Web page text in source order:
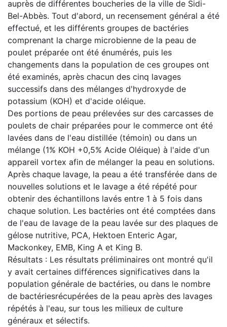
auprès de différentes boucheries de la ville de Sidi-
Bel-Abbès. Tout d'abord, un recensement général a été
effectué, et les différents groupes de bactéries
comprenant la charge microbienne de la peau de
poulet préparée ont été énumérés, puis les
changements dans la population de ces groupes ont
été examinés, après chacun des cinq lavages
successifs dans des mélanges d'hydroxyde de
potassium (KOH) et d'acide oléique.
Des portions de peau prélevées sur des carcasses de
poulets de chair préparées pour le commerce ont été
lavées dans de l'eau distillée (témoin) ou dans un
mélange (1% KOH +0,5% Acide Oléique) à l'aide d'un
appareil vortex afin de mélanger la peau en solutions.
Après chaque lavage, la peau a été transférée dans de
nouvelles solutions et le lavage a été répété pour
obtenir des échantillons lavés entre 1 à 5 fois dans
chaque solution. Les bactéries ont été comptées dans
de l'eau de lavage de la peau lavée sur des plaques de
gélose nutritive, PCA, Hektoen Enteric Agar,
Mackonkey, EMB, King A et King B.
Résultats : Les résultats préliminaires ont montré qu'il
y avait certaines différences significatives dans la
population générale de bactéries, ou dans le nombre
de bactériesrécupérées de la peau après des lavages
répétés à l'eau, sur tous les milieux de culture
généraux et sélectifs.